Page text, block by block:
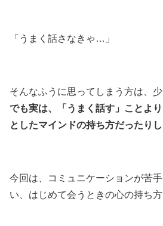
「うまく話さなきゃ…」
そんなふうに思ってしまう方は、
でも実は、「うまく話す」ことよ
としたマインドの持ち方だったりし
今回は、コミュニケーションが苦
い、はじめて会うときの心の持ち